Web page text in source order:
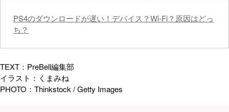
PS4のダウンロードが遅い！デバイス？Wi-Fi？原因はどっ
ち？
TEXT：PreBell編集部
イラスト：くまみね
PHOTO：Thinkstock / Getty Images